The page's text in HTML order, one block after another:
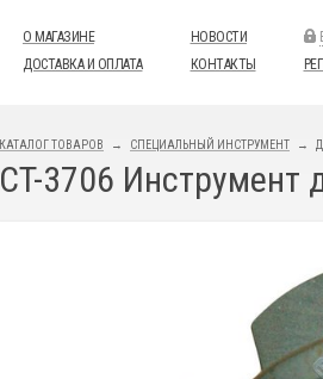
О МАГАЗИНЕ
ДОСТАВКА И ОПЛАТА
НОВОСТИ
КОНТАКТЫ
КАТАЛОГ ТОВАРОВ СПЕЦИАЛЬНЫЙ ИНСТРУМЕНТ
CT-3706 Инструмент